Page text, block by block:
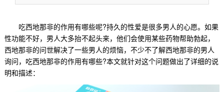
吃西地那非的作用有哪些呢?持久的性爱是很多男人的心愿。如果
性功能不好，男人大多抬不起头来，他们会使用某些药物帮助勃起，
西地那非的问世解决了一些男人的烦恼，不少不了解西地那非的男人
询问， 吃西地那非的作用有哪些?本文就针对这个问题做出了详细的说
明和描述：